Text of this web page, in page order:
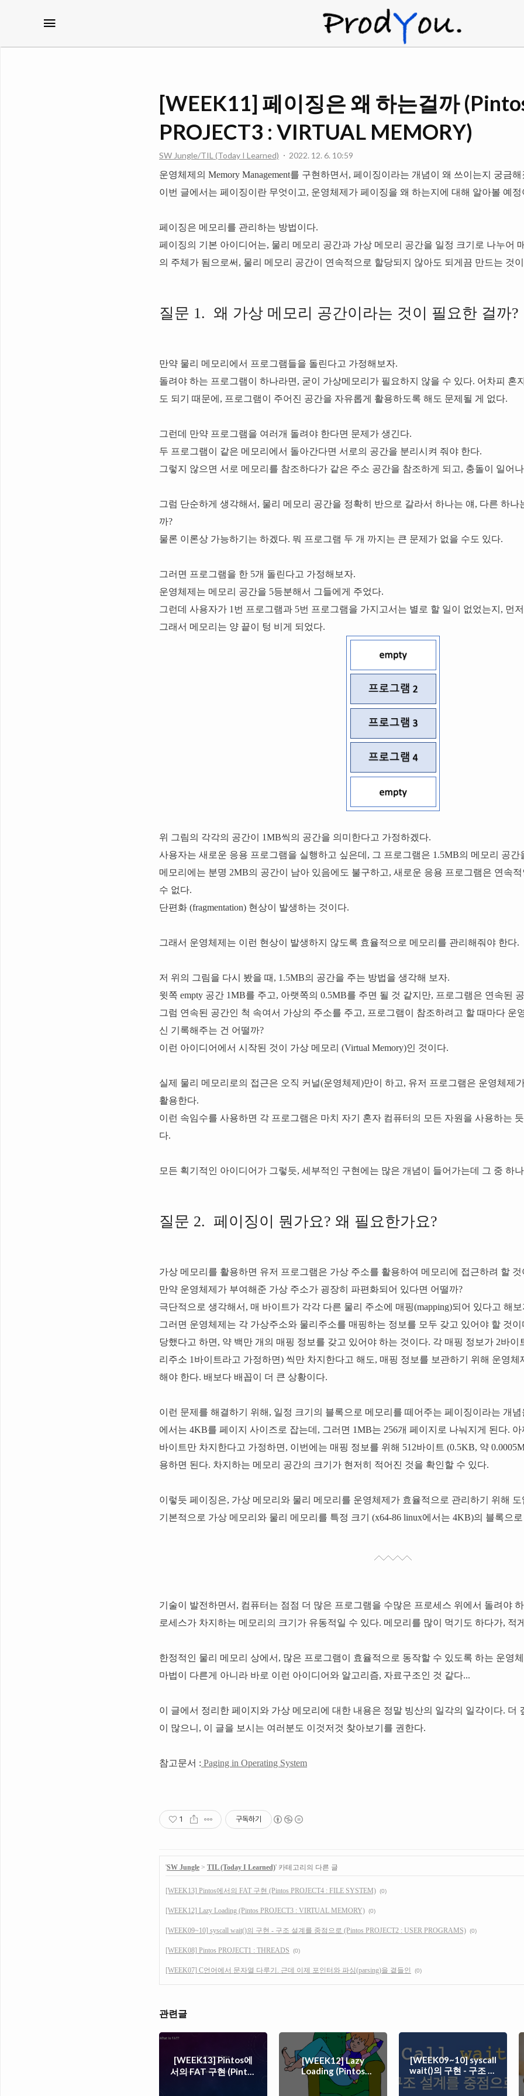
ProdYou
[WEEK11] 페이징은 왜 하는걸까
PROJECT3 : VIRTUAL MEMORY)
SW Jungle/TIL (Today I Learned)
2022. 12. 6. 10:59
운영체제의 Memory Management를 구현하면서, 페이징이라는 개념이 왜 쓰이는지 궁금해
이번 글에서는 페이징이란 무엇이고, 운영체제가 페이징을 왜 하는지에 대해 알아볼 예정
페이징은 메모리를 관리하는 방법이다.
페이징의 기본 아이디어는, 물리 메모리 공간과 가상 메모리 공간을 일정 크기로 나누어
의 주체가 됨으로써, 물리 메모리 공간이 연속적으로 할당되지 않아도 되게끔 만드는 것
질문 1. 왜 가상 메모리 공간이라는 것이 필요한 걸까?
만약 물리 메모리에서 프로그램들을 돌린다고 가정해보자.
돌려야 하는 프로그램이 하나라면, 굳이 가상메모리가 필요하지 않을 수 있다. 어차피 혼
도 되기 때문에, 프로그램이 주어진 공간을 자유롭게 활용하도록 해도 문제될 게 없다.
그런데 만약 프로그램을 여러개 돌려야 한다면 문제가 생긴다.
두 프로그램이 같은 메모리에서 돌아간다면 서로의 공간을 분리시켜 줘야 한다.
그렇지 않으면 서로 메모리를 참조하다가 같은 주소 공간을 참조하게 되고, 충돌이 일어
그럼 단순하게 생각해서, 물리 메모리 공간을 정확히 반으로 갈라서 하나는 얘, 다른 하나
까?
물론 이론상 가능하기는 하겠다. 뭐 프로그램 두 개 까지는 큰 문제가 없을 수도 있다.
그러면 프로그램을 한 5개 돌린다고 가정해보자.
운영체제는 메모리 공간을 5등분해서 그들에게 주었다.
그런데 사용자가 1번 프로그램과 5번 프로그램을 가지고서는 별로 할 일이 없었는지, 먼
그래서 메모리는 양 끝이 텅 비게 되었다.
위 그림의 각각의 공간이 1MB씩의 공간을 의미한다고 가정하겠다.
사용자는 새로운 응용 프로그램을 실행하고 싶은데, 그 프로그램은 1.5MB의 메모리 공간
메모리에는 분명 2MB의 공간이 남아 있음에도 불구하고, 새로운 응용 프로그램은 연속
수 없다.
단편화 (fragmentation) 현상이 발생하는 것이다.
그래서 운영체제는 이런 현상이 발생하지 않도록 효율적으로 메모리를 관리해줘야 한다.
저 위의 그림을 다시 봤을 때, 1.5MB의 공간을 주는 방법을 생각해 보자.
윗쪽 empty 공간 1MB를 주고, 아랫쪽의 0.5MB를 주면 될 것 같지만, 프로그램은 연속된
그럼 연속된 공간인 척 속여서 가상의 주소를 주고, 프로그램이 참조하려고 할 때마다 운
신 기록해주는 건 어떨까?
이런 아이디어에서 시작된 것이 가상 메모리 (Virtual Memory)인 것이다.
실제 물리 메모리로의 접근은 오직 커널(운영체제)만이 하고, 유저 프로그램은 운영체제
활용한다.
이런 속임수를 사용하면 각 프로그램은 마치 자기 혼자 컴퓨터의 모든 자원을 사용하는
다.
모든 획기적인 아이디어가 그렇듯, 세부적인 구현에는 많은 개념이 들어가는데 그 중 하
질문 2. 페이징이 뭔가요? 왜 필요한가요?
가상 메모리를 활용하면 유저 프로그램은 가상 주소를 활용하여 메모리에 접근하려 할 것
만약 운영체제가 부여해준 가상 주소가 굉장히 파편화되어 있다면 어떨까?
극단적으로 생각해서, 매 바이트가 각각 다른 물리 주소에 매핑(mapping)되어 있다고 해보
그러면 운영체제는 각 가상주소와 물리주소를 매핑하는 정보를 모두 갖고 있어야 할 것
당했다고 하면, 약 백만 개의 매핑 정보를 갖고 있어야 하는 것이다. 각 매핑 정보가 2바이
리주소 1바이트라고 가정하면) 씩만 차지한다고 해도, 매핑 정보를 보관하기 위해 운영체
해야 한다. 배보다 배꼽이 더 큰 상황이다.
이런 문제를 해결하기 위해, 일정 크기의 블록으로 메모리를 떼어주는 페이징이라는 개념
에서는 4KB를 페이지 사이즈로 잡는데, 그러면 1MB는 256개 페이지로 나눠지게 된다.
바이트만 차지한다고 가정하면, 이번에는 매핑 정보를 위해 512바이트 (0.5KB, 약
용하면 된다. 차지하는 메모리 공간의 크기가 현저히 적어진 것을 확인할 수 있다.
이렇듯 페이징은, 가상 메모리와 물리 메모리를 운영체제가 효율적으로 관리하기 위해
기본적으로 가상 메모리와 물리 메모리를 특정 크기 (x64-86 linux에서는 4KB)의 블록으
기술이 발전하면서, 컴퓨터는 점점 더 많은 프로그램을 수많은 프로세스 위에서 돌려야
로세스가 차지하는 메모리의 크기가 유동적일 수 있다. 메모리를 많이 먹기도 하다가, 적
한정적인 물리 메모리 상에서, 많은 프로그램이 효율적으로 동작할 수 있도록 하는 운영
마법이 다른게 아니라 바로 이런 아이디어와 알고리즘, 자료구조인 것 같다...
이 글에서 정리한 페이지와 가상 메모리에 대한 내용은 정말 빙산의 일각의 일각이다. 더
이 많으니, 이 글을 보시는 여러분도 이것저것 찾아보기를 권한다.
참고문서 : Paging in Operating System
1 구독하기
'SW Jungle > TIL (Today I Learned)' 카테고리의 다른 글
[WEEK13] Pintos에서의 FAT 구현 (Pintos PROJECT4 : FILE SYSTEM) (0)
[WEEK12] Lazy Loading (Pintos PROJECT3 : VIRTUAL MEMORY) (0)
[WEEK09~10] syscall wait()의 구현 - 구조 설계를 중점으로 (Pintos PROJECT2 : USER PROGRAMS) (0)
[WEEK08] Pintos PROJECT1 : THREADS (0)
[WEEK07] C언어에서 문자열 다루기. 근데 이제 포인터와 파싱(parsing)을 곁들인 (0)
관련글
[WEEK13] Pintos에
서의 FAT 구현 (Pintos
[WEEK12] Lazy
Loading (Pintos
PROJECT3 :
VIRTUAL MEMORY)
[WEEK09~10] syscall
wait()의 구현 - 구조 설
계를 중점으로 (Pintos
PROJECT2 : USER